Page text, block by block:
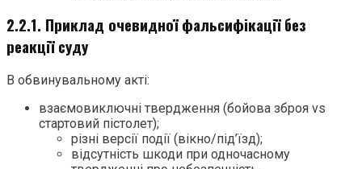
2.2.1. Приклад очевидної фальсифікації без
реакції суду
В обвинувальному акті:
взаємовиключні твердження (бойова зброя vs
стартовий пістолет);
різні версії події (вікно/під’їзд);
відсутність шкоди при одночасному